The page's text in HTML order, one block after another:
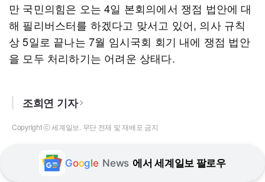
만 국민의힘은 오는 4일 본회의에서 쟁점 법안에 대
해 필리버스터를 하겠다고 맞서고 있어, 의사 규칙
상 5일로 끝나는 7월 임시국회 회기 내에 쟁점 법안
을 모두 처리하기는 어려운 상태다.
조희연 기자
Copyright ⓒ 세계일보. 무단 전재 및 재배포 금지
Google News 에서 세계일보 팔로우